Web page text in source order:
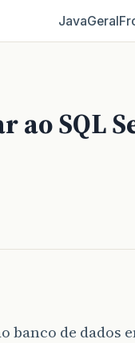
JavaGeral
ao SQL
banco de dados